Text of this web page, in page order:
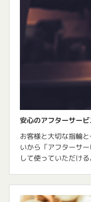
安心のアフターサービ
お客様と大切な指輪
いから「アフターサ
して使っていただけ